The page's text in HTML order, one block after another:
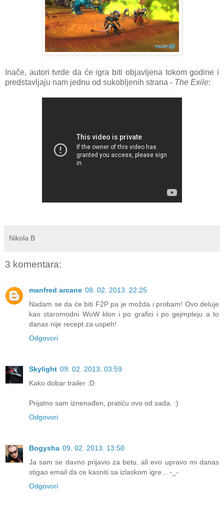
Inače, autori tvrde da će igra biti objavljena tokom godine i
predstavljaju nam jednu od sukobljenih strana - The Exile:
Nikola B
3 komentara:
manfred arcane 08. 02. 2013. 22:25
Nadam se da će biti F2P pa je možda i probam! Ovo deluje
kao staromodni WoW klon i po grafici i po gejmpleju a to
danas nije recept za uspeh!
Odgovori
Skylight 09. 02. 2013. 03:59
Kako dobar trailer :D
Prijatno sam iznenađen, pratiću ovo od sada. :)
Odgovori
Bogysha 09. 02. 2013. 13:50
Ja sam se davno prijavio za betu, ali evo upravo mi danas
stigao email da ce kasniti sa izlaskom igre... -_-
Odgovori